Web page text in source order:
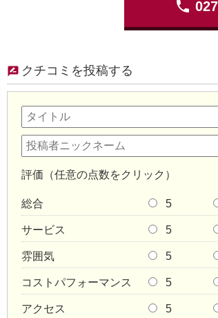
phone
クチコミを投稿する
評価（任意の点数をクリック）
総合 5
サービス 5
雰囲気 5
コストパフォーマンス 5
アクセス 5